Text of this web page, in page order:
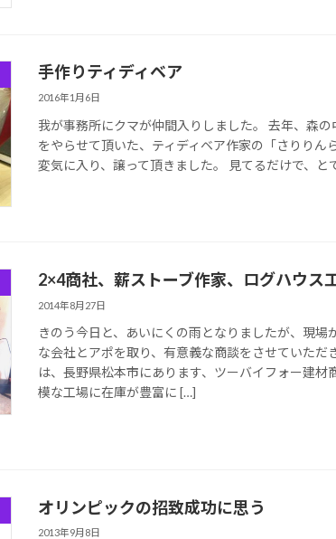
手作りティディベア
2016年1月6日
我が事務所にクマが仲間入りしました。 去年、森の
をやらせて頂いた、ティディベア作家の「さりりん
変気に入り、譲って頂きました。 見てるだけで、と
2×4商社、薪ストーブ作家、ログハウス
2014年8月27日
きのう今日と、あいにくの雨となりましたが、現場
な会社とアポを取り、有意義な商談をさせていただ
は、長野県松本市にあります、ツーバイフォー建材
模な工場に在庫が豊富に […]
オリンピックの招致成功に思う
2013年9月8日